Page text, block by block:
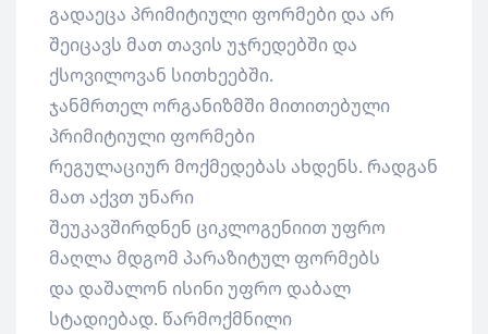
გადაეცა პრიმიტიული ფორმები და არ
შეიცავს მათ თავის უჯრედებში და
ქსოვილოვან სითხეებში.
ჯანმრთელ ორგანიზმში მითითებული
პრიმიტიული ფორმები
რეგულაციურ მოქმედებას ახდენს. რადგან
მათ აქვთ უნარი
შეუკავშირდნენ ციკლოგენიით უფრო
მაღლა მდგომ პარაზიტულ ფორმებს
და დაშალონ ისინი უფრო დაბალ
სტადიებად. წარმოქმნილი